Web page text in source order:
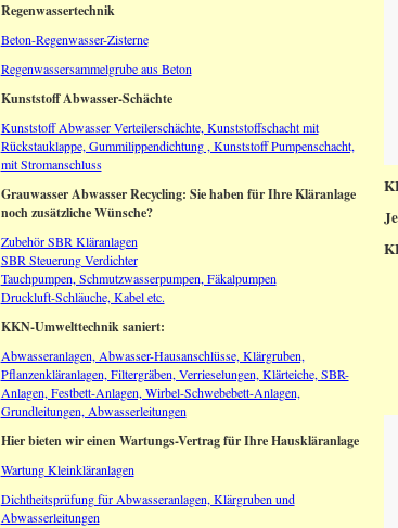
Regenwassertechnik
Beton-Regenwasser-Zisterne
Regenwassersammelgrube aus Beton
Kunststoff Abwasser-Schächte
Kunststoff Abwasser Verteilerschächte, Kunststoffschacht mit
Rückstauklappe, Gummilippendichtung , Kunststoff Pumpenschacht,
mit Stromanschluss
Grauwasser Abwasser Recycling: Sie haben für Ihre Kläranlage
noch zusätzliche Wünsche?
Zubehör SBR Kläranlagen
SBR Steuerung Verdichter
Tauchpumpen, Schmutzwasserpumpen, Fäkalpumpen
Druckluft-Schläuche, Kabel etc.
KKN-Umwelttechnik saniert:
Abwasseranlagen, Abwasser-Hausanschlüsse, Klärgruben,
Pflanzenkläranlagen, Filtergräben, Verrieselungen, Klärteiche, SBR-
Anlagen, Festbett-Anlagen, Wirbel-Schwebebett-Anlagen,
Grundleitungen, Abwasserleitungen
Hier bieten wir einen Wartungs-Vertrag für Ihre Hauskläranlage
Wartung Kleinkläranlagen
Dichtheitsprüfung für Abwasseranlagen, Klärgruben und
Abwasserleitungen